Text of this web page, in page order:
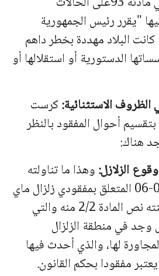
"يقرر رئيس الجمهورية
كانت البلاد مهددة بخطر داهم
الدستورية أو استقلالها أو
الاستثنائية:كرست
أحوال المفقود بالنظر
هناك:
الزلازل:وهذا ما تناولته
أحكام القانون رقم 03-06 المتعلق بمفقودي زلزال ماي
2003، وهذا ما تضمنته نص المادة 2/2 منه والتي
في منطقة الزلزال
لها، والذي أحدث فيها
مفقودا بحكم القانون.